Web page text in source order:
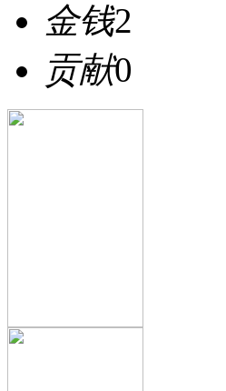
金钱2
贡献0